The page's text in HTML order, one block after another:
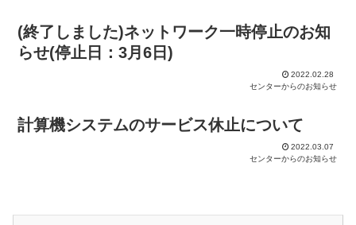
(終了しました)ネットワーク一時停止のお知
らせ(停止日：3月6日)
2022.02.28
センターからのお知らせ
計算機システムのサービス休止について
2022.03.07
センターからのお知らせ